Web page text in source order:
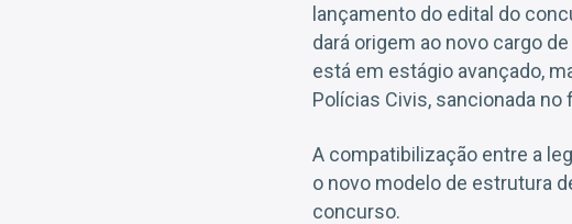
lançamento do edital do
dará origem ao novo cargo de
está em estágio avançado,
Polícias Civis, sancionada no
A compatibilização entre a
o novo modelo de estrutura
concurso.